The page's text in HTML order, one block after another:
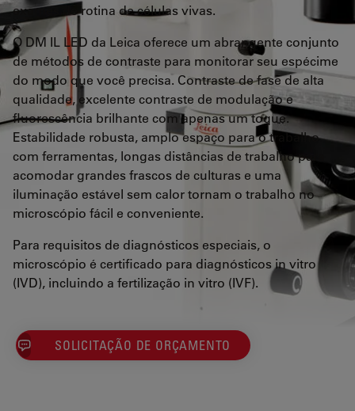
exames de rotina de células vivas.
O DM IL LED da Leica oferece um abrangente conjunto
de métodos de contraste para monitorar seu espécime
do modo que você precisa. Contraste de fase de alta
qualidade, excelente contraste de modulação e
fluorescência brilhante com apenas um toque.
Estabilidade robusta, amplo espaço para o trabalho
com ferramentas, longas distâncias de trabalho para
acomodar grandes frascos de culturas e uma
iluminação estável sem calor tornam o trabalho no
microscópio fácil e conveniente.
Para requisitos de diagnósticos especiais, o
microscópio é certificado para diagnósticos in vitro
(IVD), incluindo a fertilização in vitro (IVF).
SOLICITAÇÃO DE ORÇAMENTO